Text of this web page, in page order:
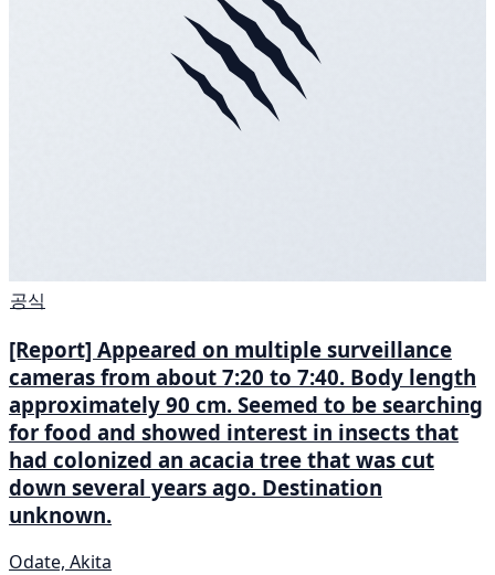
공식
[Report] Appeared on multiple surveillance
cameras from about 7:20 to 7:40. Body length
approximately 90 cm. Seemed to be searching
for food and showed interest in insects that
had colonized an acacia tree that was cut
down several years ago. Destination
unknown.
Odate, Akita